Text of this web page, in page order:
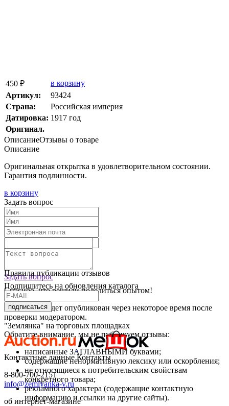
450 ₽
в корзину
Артикул:
93424
Страна:
Росcийская империя
Датировка: 1917 год
Оригинал.
ОписаниеОтзывы о товаре
Описание
Оригинальная открытка в удовлетворительном состоянии.
Гарантия подлинности.
в корзину
Текст отзыва:
Правила публикации отзывов
Спасибо, что решили поделиться опытом!
Ваш отзыв будет опубликован через некоторое время после
проверки модератором.
Обратите внимание, мы не публикуем отзывы:
написанные ЗАГЛАВНЫМИ буквами;
содержащие ненормативную лексику или оскорбления;
не относящиеся к потребительским свойствам
конкретного товара;
рекламного характера (содержащие контактную
информацию и ссылки на другие сайты).
Задать вопрос
Задать вопрос
Подпишитесь на обновления каталога
подписаться
"Землянка" на торговых площадках
Контактные данные Контакты
8-800-700-2151
info@zemlyanka-v.ru
об интернет-магазине